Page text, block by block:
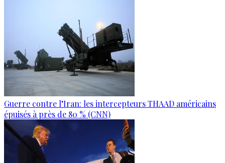
Guerre contre l’Iran: les intercepteurs THAAD américains
épuisés à près de 80 % (CNN)